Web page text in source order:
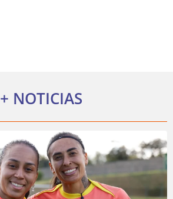
+ NOTICIAS